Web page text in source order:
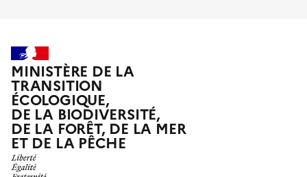
MINISTÈRE DE LA
TRANSITION
ÉCOLOGIQUE,
DE LA BIODIVERSITÉ,
DE LA FORÊT, DE LA MER
ET DE LA PÊCHE